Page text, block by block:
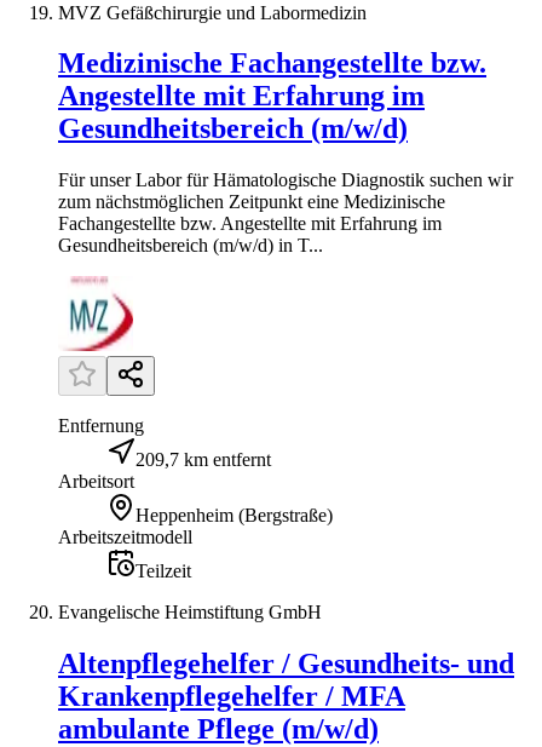
MVZ Gefäßchirurgie und Labormedizin
Medizinische Fachangestellte bzw.
Angestellte mit Erfahrung im
Gesundheitsbereich (m/w/d)
Für unser Labor für Hämatologische Diagnostik suchen wir
zum nächstmöglichen Zeitpunkt eine Medizinische
Fachangestellte bzw. Angestellte mit Erfahrung im
Gesundheitsbereich (m/w/d) in T...
Entfernung
209,7 km entfernt
Arbeitsort
Heppenheim (Bergstraße)
Arbeitszeitmodell
Teilzeit
Evangelische Heimstiftung GmbH
Altenpflegehelfer / Gesundheits- und
Krankenpflegehelfer / MFA
ambulante Pflege (m/w/d)